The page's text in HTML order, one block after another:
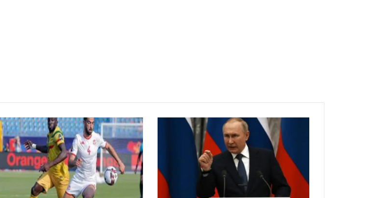
للدولار
الأمريكي
ويمهل
التشكيل
المتوقع
لمنتخب
تونس
ضد
مالي
في
تصفيات